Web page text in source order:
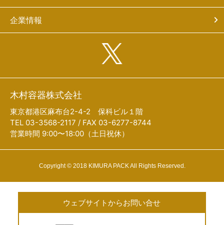
企業情報
木村容器株式会社
東京都港区麻布台2-4-2 保科ビル１階
TEL 03-3568-2117 / FAX 03-6277-8744
営業時間 9:00〜18:00（土日祝休）
Copyright © 2018 KIMURA PACK All Rights Reserved.
ウェブサイトからお問い合せ